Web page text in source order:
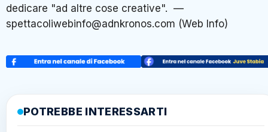
dedicare "ad altre cose creative". —
spettacoliwebinfo@adnkronos.com (Web Info)
POTREBBE INTERESSARTI